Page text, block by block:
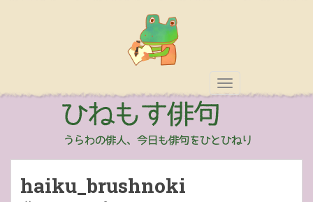
TOGGLE
haiku_brushnoki